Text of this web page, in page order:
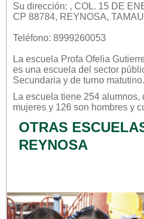
Su dirección: , COL. 15 DE
CP 88784, REYNOSA,
Teléfono: 8999260053
La escuela Profa Ofelia
es una escuela del sector
Secundaria y de turno matutino.
La escuela tiene 254 alumnos,
mujeres y 126 son hombres y
OTRAS
REYNOSA